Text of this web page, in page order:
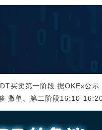
买卖第一阶段:据OKEx公
撒单。第二阶段16:10-